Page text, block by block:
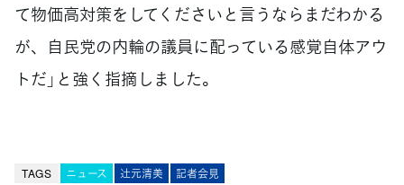
て物価高対策をしてくださいと言うならまだわかる
が、自民党の内輪の議員に配っている感覚自体アウ
トだ」と強く指摘しました。
TAGS ニュース 辻󠄀元清美 記者会見